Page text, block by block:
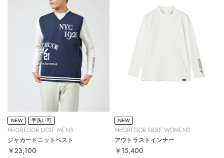
NEW 手洗い可
McGREGOR GOLF MENS
ジャカードニットベスト
￥23,100
NEW
McGREGOR GOLF WOMENS
アウトラストインナー
￥15,400